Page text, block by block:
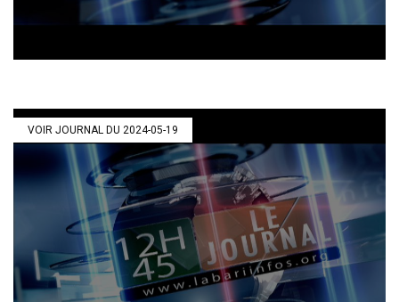
VOIR JOURNAL DU 2024-05-19